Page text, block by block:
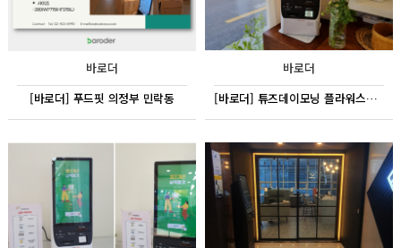
바로더
[바로더] 푸드핏 의정부 민락동
바로더
[바로더] 튜즈데이모닝 플라워스튜디오 대구 남산동